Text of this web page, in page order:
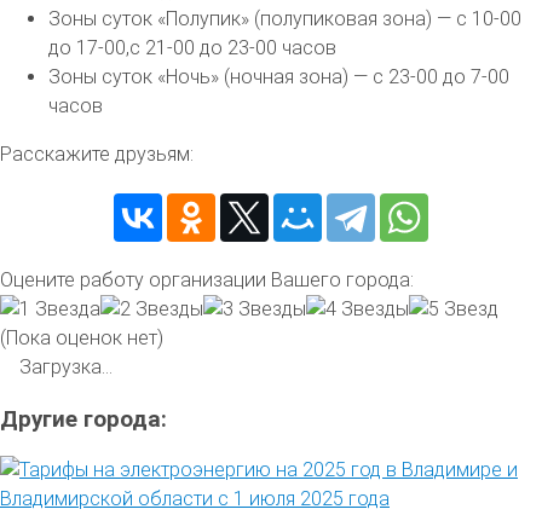
Зоны суток «Полупик» (полупиковая зона) — с 10-00
до 17-00,с 21-00 до 23-00 часов
Зоны суток «Ночь» (ночная зона) — с 23-00 до 7-00
часов
Расскажите друзьям:
Оцените работу организации Вашего города:
(Пока оценок нет)
Загрузка...
Другие города: